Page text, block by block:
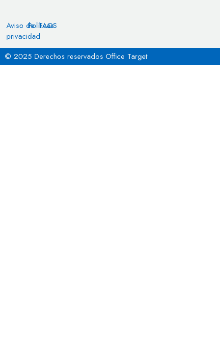
Aviso de
privacidad
Políticas
FAQS
© 2025 Derechos reservados Office Target